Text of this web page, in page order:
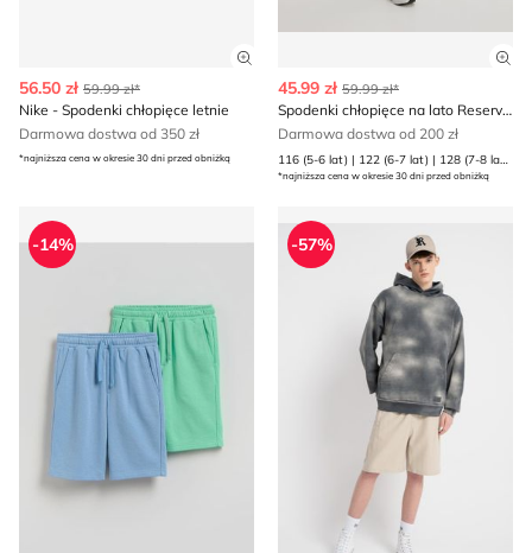
Zobacz szczegóły produktu
56.50 zł 59.99 zł*
Nike - Spodenki chłopięce letnie
Darmowa dostwa od 350 zł
*najniższa cena w okresie 30 dni przed obniżką
45.99 zł 59.99 zł*
Spodenki chłopięce na lato Reserved
Darmowa dostwa od 200 zł
116 (5-6 lat) | 122 (6-7 lat) | 128 (7-8 lat) | 134 (8 lat) | 140 (9 lat) | 146 (10 lat) | 152 (11 lat) | 158 (12 lat) | 164 (13 lat) | 170 (13-14 lat)
*najniższa cena w okresie 30 dni przed obniżką
Spodenki chłopięce na lato Reserved
-14%
Spodenki chłopięce
-57%